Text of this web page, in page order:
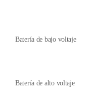
Batería de bajo voltaje
Batería de alto voltaje